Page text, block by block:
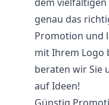
genau das
Promotion und
mit Ihrem Logo
beraten wir Sie
auf Ideen!